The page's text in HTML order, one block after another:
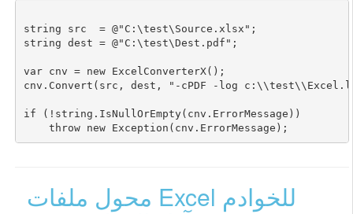
string src  = @"C:\test\Source.xlsx";
string dest = @"C:\test\Dest.pdf";
var cnv = new ExcelConverterX();
cnv.Convert(src, dest, "-cPDF -log
if (!string.IsNullOrEmpty(cnv.ErrorMessage))
محول ملفات Excel للخوادم